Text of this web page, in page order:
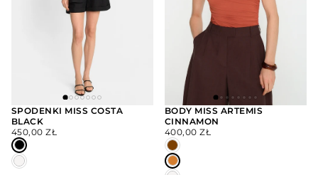
WYBIERZ
OPCJE
SPODENKI MISS COSTA
BLACK
CENA
REGULARNA
450,00 ZŁ
WYBIERZ
OPCJE
BODY MISS ARTEMIS
CINNAMON
CENA
REGULARNA
400,00 ZŁ